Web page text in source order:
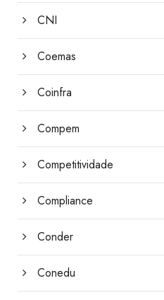
CNI
Coemas
Coinfra
Compem
Competitividade
Compliance
Conder
Conedu